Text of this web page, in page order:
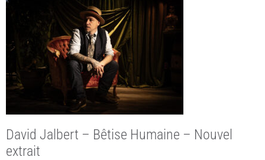
David Jalbert – Bêtise Humaine – Nouvel
extrait